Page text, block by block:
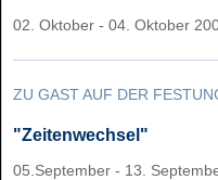
02. Oktober - 04. Oktober
ZU GAST AUF DER
"Zeitenwechsel"
05.September - 13.